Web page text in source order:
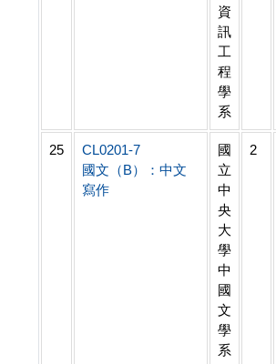
資
訊
工
程
學
系
25
CL0201-7
國文（B）：中文
寫作
國
立
中
央
大
學
中
國
文
學
系
2